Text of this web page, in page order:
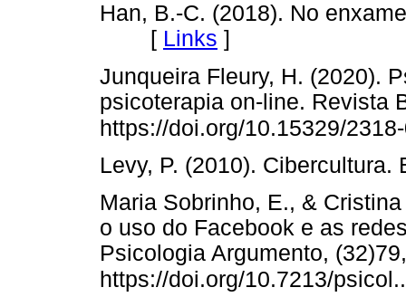
Han, B.-C. (2018). No
[ Links ]
Junqueira Fleury, H. (2020).
psicoterapia on-line. Revista
https://doi.org/10.15329/
Levy, P. (2010).
Maria Sobrinho, E., &
o uso do Facebook e as
Psicologia Argumento,
https://doi.org/10.7213/